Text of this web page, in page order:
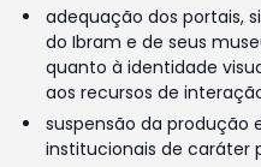
adequação dos portais,
do Ibram e de seus
quanto à identidade
aos recursos de
suspensão da produção
institucionais de caráter